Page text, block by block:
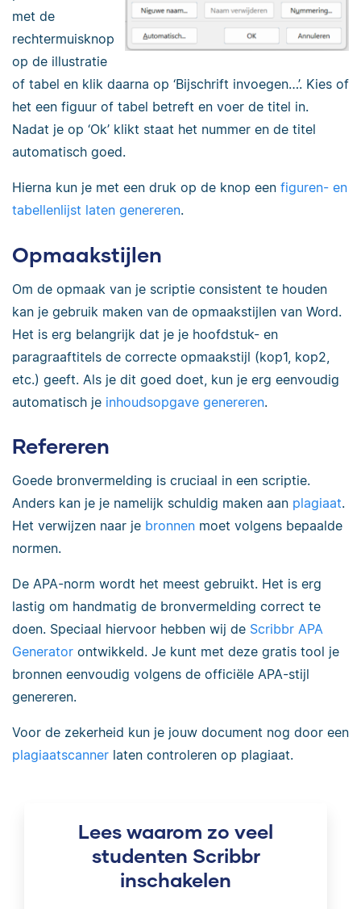
met de
rechtermuisknop
op de illustratie
of tabel en klik daarna op ‘Bijschrift invoegen…’. Kies of
het een figuur of tabel betreft en voer de titel in.
Nadat je op ‘Ok’ klikt staat het nummer en de titel
automatisch goed.
Hierna kun je met een druk op de knop een figuren- en
tabellenlijst laten genereren.
Opmaakstijlen
Om de opmaak van je scriptie consistent te houden
kan je gebruik maken van de opmaakstijlen van Word.
Het is erg belangrijk dat je je hoofdstuk- en
paragraaftitels de correcte opmaakstijl (kop1, kop2,
etc.) geeft. Als je dit goed doet, kun je erg eenvoudig
automatisch je inhoudsopgave genereren.
Refereren
Goede bronvermelding is cruciaal in een scriptie.
Anders kan je je namelijk schuldig maken aan plagiaat.
Het verwijzen naar je bronnen moet volgens bepaalde
normen.
De APA-norm wordt het meest gebruikt. Het is erg
lastig om handmatig de bronvermelding correct te
doen. Speciaal hiervoor hebben wij de Scribbr APA
Generator ontwikkeld. Je kunt met deze gratis tool je
bronnen eenvoudig volgens de officiële APA-stijl
genereren.
Voor de zekerheid kun je jouw document nog door een
plagiaatscanner laten controleren op plagiaat.
Lees waarom zo veel
studenten Scribbr
inschakelen